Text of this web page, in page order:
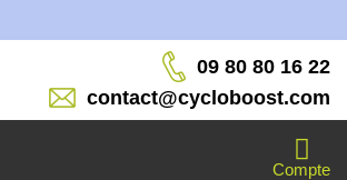
fabriquées dans nos ateliers !
09 80 80 16 22
contact@cycloboost.com
Compte